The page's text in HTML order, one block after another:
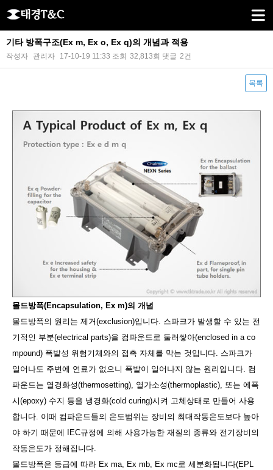
기타 방폭구조(Ex m, Ex o, Ex q)의 개념과 적용
작성자 관리자 17-10-19 11:33 조회 32,813회 댓글 2건
목록
본문
몰드방폭(Encapsulation, Ex m)의 개념
몰드방폭의 원리는 제거(exclusion)입니다. 스파크가 발생할 수 있는 전
기적인 부분(electrical parts)을 컴파운드로 둘러쌓아(enclosed in a co
mpound) 폭발성 위험기체와의 접촉 자체를 막는 것입니다. 스파크가
일어나도 주변에 연료가 없으니 폭발이 일어나지 않는 원리입니다. 컴
파운드는 열경화성(thermosetting), 열가소성(thermoplastic), 또는 에폭
시(epoxy) 수지 등을 냉경화(cold curing)시켜 고체상태로 만들어 사용
합니다. 이때 컴파운드들의 온도범위는 장비의 최대작동온도보다 높아
야 하기 때문에 IEC규정에 의해 사용가능한 재질의 종류와 전기장비의
작동온도가 정해집니다.
몰드방폭은 등급에 따라 Ex ma, Ex mb, Ex mc로 세분화됩니다(EPL